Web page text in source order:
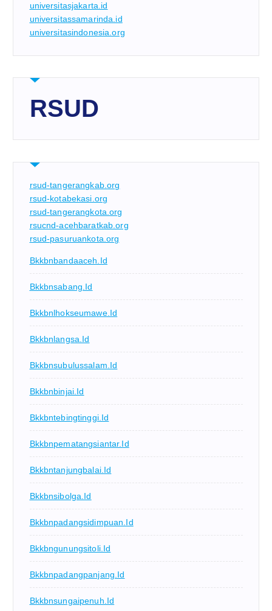
universitasjakarta.id
universitassamarinda.id
universitasindonesia.org
RSUD
rsud-tangerangkab.org
rsud-kotabekasi.org
rsud-tangerangkota.org
rsucnd-acehbaratkab.org
rsud-pasuruankota.org
Bkkbnbandaaceh.id
Bkkbnsabang.id
Bkkbnlhokseumawe.id
Bkkbnlangsa.id
Bkkbnsubulussalam.id
Bkkbnbinjai.id
Bkkbntebingtinggi.id
Bkkbnpematangsiantar.id
Bkkbntanjungbalai.id
Bkkbnsibolga.id
Bkkbnpadangsidimpuan.id
Bkkbngunungsitoli.id
Bkkbnpadangpanjang.id
Bkkbnsungaipenuh.id